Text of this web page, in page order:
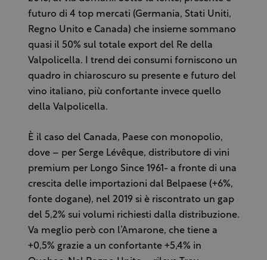
futuro di 4 top mercati (Germania, Stati Uniti,
Regno Unito e Canada) che insieme sommano
quasi il 50% sul totale export del Re della
Valpolicella. I trend dei consumi forniscono un
quadro in chiaroscuro su presente e futuro del
vino italiano, più confortante invece quello
della Valpolicella.
È il caso del Canada, Paese con monopolio,
dove – per Serge Lévêque, distributore di vini
premium per Longo Since 1961- a fronte di una
crescita delle importazioni dal Belpaese (+6%,
fonte dogane), nel 2019 si è riscontrato un gap
del 5,2% sui volumi richiesti dalla distribuzione.
Va meglio però con l’Amarone, che tiene a
+0,5% grazie a un confortante +5,4% in